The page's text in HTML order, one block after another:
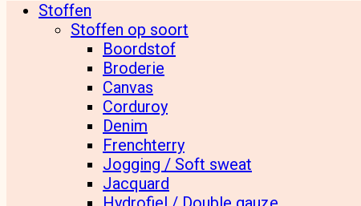
Stoffen
Stoffen op soort
Boordstof
Broderie
Canvas
Corduroy
Denim
Frenchterry
Jogging / Soft sweat
Jacquard